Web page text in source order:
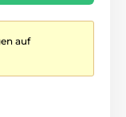
auf